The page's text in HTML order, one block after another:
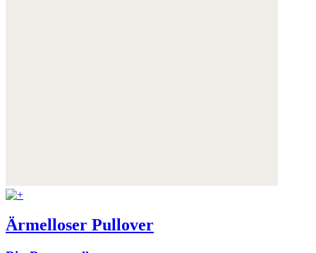
Ärmelloser Pullover